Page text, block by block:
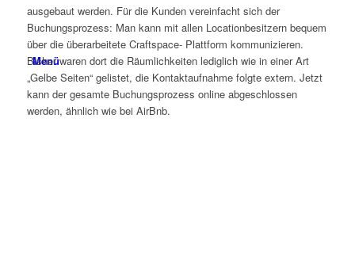
Menü
ausgebaut werden. Für die Kunden vereinfacht sich der
Buchungsprozess: Man kann mit allen Locationbesitzern bequem
über die überarbeitete Craftspace- Plattform kommunizieren.
Bisher waren dort die Räumlichkeiten lediglich wie in einer Art
„Gelbe Seiten“ gelistet, die Kontaktaufnahme folgte extern. Jetzt
kann der gesamte Buchungsprozess online abgeschlossen
werden, ähnlich wie bei AirBnb.